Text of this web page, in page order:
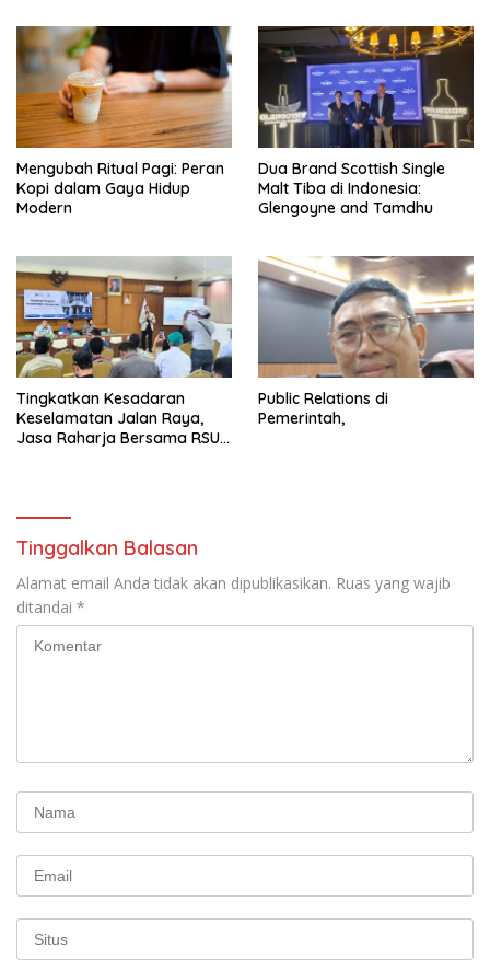
Mengubah Ritual Pagi: Peran
Kopi dalam Gaya Hidup
Modern
Dua Brand Scottish Single
Malt Tiba di Indonesia:
Glengoyne and Tamdhu
Tingkatkan Kesadaran
Keselamatan Jalan Raya,
Jasa Raharja Bersama RSU
Public Relations di
Pemerintah,
Tinggalkan Balasan
Alamat email Anda tidak akan dipublikasikan. Ruas yang wajib
ditandai *